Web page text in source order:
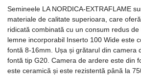
Semineele LA NORDICA-EXTRAFLAME
materiale de calitate superioara, care
ridicată combinată cu un consum redus
lemne incorporabil Inserto 100 Wide este
fontă 8-16mm. Ușa și grătarul din camera
fontă tip G20. Camera de ardere este din
este ceramică și este rezistentă până la